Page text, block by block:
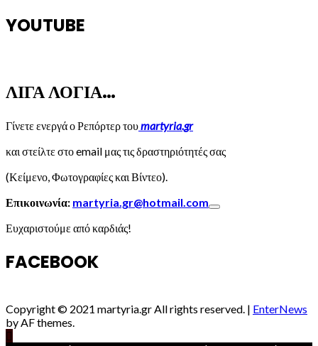
YOUTUBE
ΛΙΓΑ ΛΟΓΙΑ…
Γίνετε ενεργά ο Ρεπόρτερ τουmartyria.gr
και στείλτε στο email μας τις δραστηριότητές σας
(Κείμενο, Φωτογραφίες και Βίντεο).
Επικοινωνία: martyria.gr@hotmail.com
Ευχαριστούμε από καρδιάς!
FACEBOOK
Copyright © 2021 martyria.gr All rights reserved. | EnterNews
by AF themes.